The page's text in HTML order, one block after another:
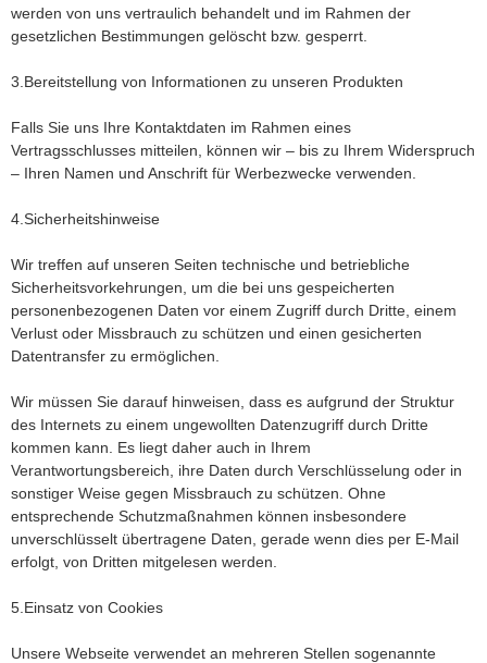
werden von uns vertraulich behandelt und im Rahmen der
gesetzlichen Bestimmungen gelöscht bzw. gesperrt.
3.Bereitstellung von Informationen zu unseren Produkten
Falls Sie uns Ihre Kontaktdaten im Rahmen eines
Vertragsschlusses mitteilen, können wir – bis zu Ihrem Widerspruch
– Ihren Namen und Anschrift für Werbezwecke verwenden.
4.Sicherheitshinweise
Wir treffen auf unseren Seiten technische und betriebliche
Sicherheitsvorkehrungen, um die bei uns gespeicherten
personenbezogenen Daten vor einem Zugriff durch Dritte, einem
Verlust oder Missbrauch zu schützen und einen gesicherten
Datentransfer zu ermöglichen.
Wir müssen Sie darauf hinweisen, dass es aufgrund der Struktur
des Internets zu einem ungewollten Datenzugriff durch Dritte
kommen kann. Es liegt daher auch in Ihrem
Verantwortungsbereich, ihre Daten durch Verschlüsselung oder in
sonstiger Weise gegen Missbrauch zu schützen. Ohne
entsprechende Schutzmaßnahmen können insbesondere
unverschlüsselt übertragene Daten, gerade wenn dies per E-Mail
erfolgt, von Dritten mitgelesen werden.
5.Einsatz von Cookies
Unsere Webseite verwendet an mehreren Stellen sogenannte